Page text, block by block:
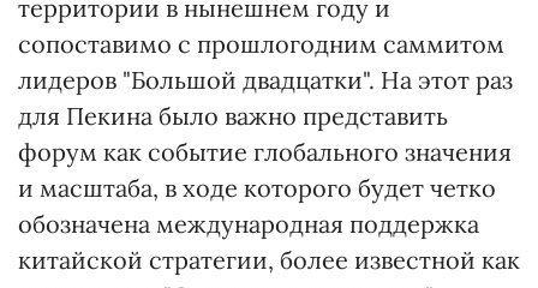
территории в нынешнем году и
сопоставимо с прошлогодним саммитом
лидеров "Большой двадцатки". На этот раз
для Пекина было важно представить
форум как событие глобального значения
и масштаба, в ходе которого будет четко
обозначена международная поддержка
китайской стратегии, более известной как